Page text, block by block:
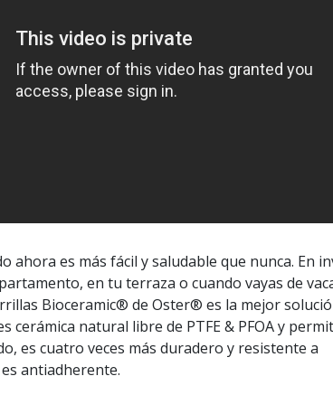
ahora es más fácil y saludable que nunca. En
en tu terraza o cuando vayas de
Bioceramic® de Oster® es la mejor
cerámica natural libre de PTFE & PFOA y
es cuatro veces más duradero y resistente a
antiadherente.